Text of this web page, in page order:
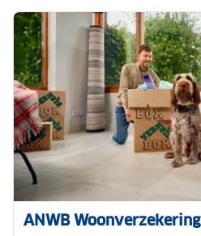
ANWB Woonverzekering